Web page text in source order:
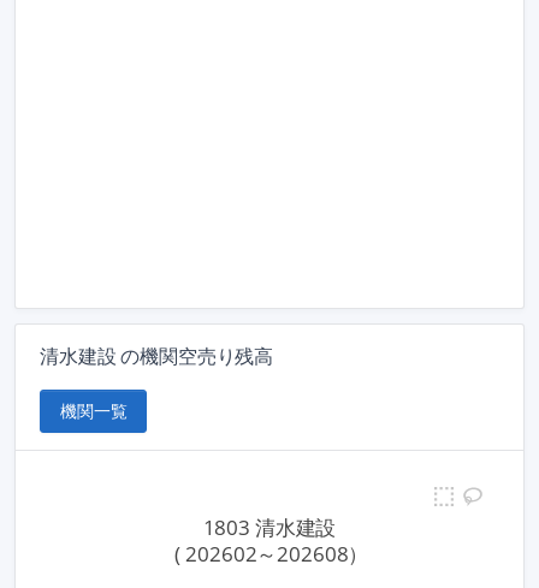
清水建設 の機関空売り残高
機関一覧
1803 清水建設
( 202602～202608）